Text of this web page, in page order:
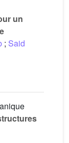
un
; Said